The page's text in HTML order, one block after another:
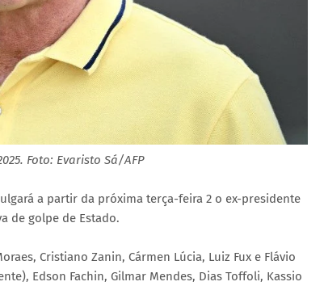
Foto: Evaristo Sá/AFP
a partir da próxima terça-feira 2 o ex-presidente
de golpe de Estado.
Cristiano Zanin, Cármen Lúcia, Luiz Fux e Flávio
Edson Fachin, Gilmar Mendes, Dias Toffoli, Kassio